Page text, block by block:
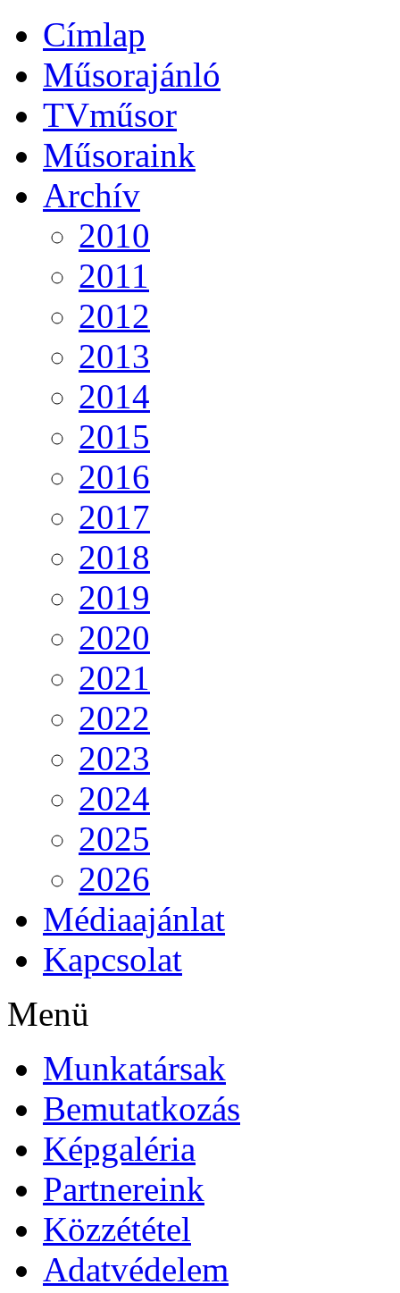
Címlap
Műsorajánló
TVműsor
Műsoraink
Archív
2010
2011
2012
2013
2014
2015
2016
2017
2018
2019
2020
2021
2022
2023
2024
2025
2026
Médiaajánlat
Kapcsolat
Menü
Munkatársak
Bemutatkozás
Képgaléria
Partnereink
Közzététel
Adatvédelem